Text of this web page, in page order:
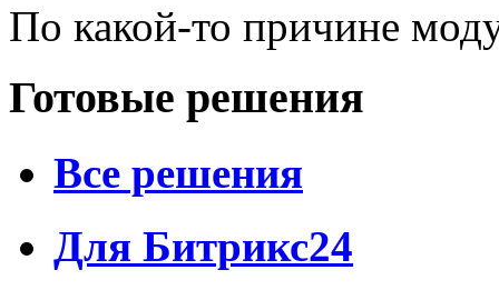
По какой-то причине
Готовые решения
Все решения
Для Битрикс24